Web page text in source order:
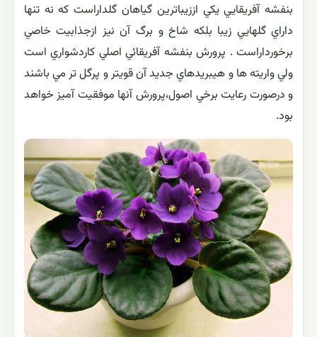
بنفشه آفريقايي يكي اززيباترين گياهان گلداراست كه نه تنها
داراي گلهايي زيبا بلكه شاخ و برگ آن نيز ازجذابيت خاصي
برخورداراست . پرورش بنفشه آفريقائي اصلي كاردشواري است
ولي واريته ها و هيبريدهاي جديد آن قويتر و پرگل تر مي باشند
و درصورت رعايت برخي اصول،پرورش آنها موفقيت آميز خواهد
بود.